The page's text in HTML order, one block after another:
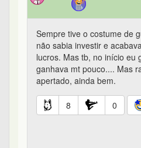
Sempre tive o costume de
não sabia investir e
lucros. Mas tb, no início eu
ganhava mt pouco.... Mas
apertado, ainda bem.
8 0